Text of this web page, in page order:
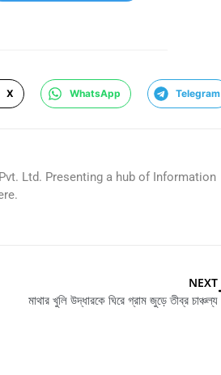
X WhatsApp Telegram
Ltd. Presenting a hub of Information
NEXT
মাথার খুলি উদ্ধারকে ঘিরে গ্রাম জুড়ে তীব্র চাঞ্চল্য